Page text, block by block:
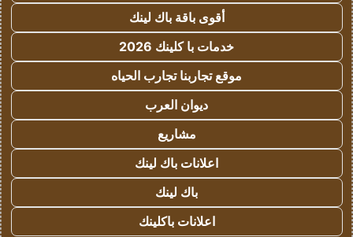
أقوى باقة باك لينك
خدمات با كلينك 2026
موقع تجاربنا تجارب الحياه
ديوان العرب
مشاريع
اعلانات باك لينك
باك لينك
اعلانات باكلينك